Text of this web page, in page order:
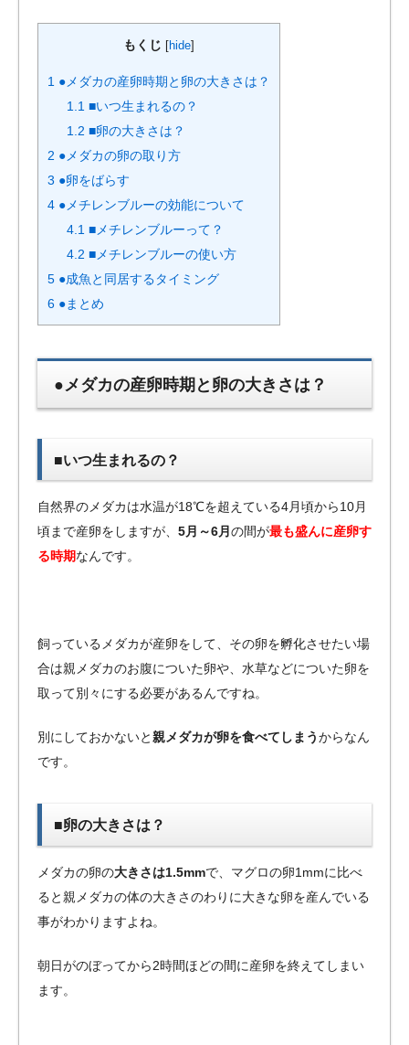
もくじ hide
1 ●メダカの産卵時期と卵の大きさは？
1.1 ■いつ生まれるの？
1.2 ■卵の大きさは？
2 ●メダカの卵の取り方
3 ●卵をばらす
4 ●メチレンブルーの効能について
4.1 ■メチレンブルーって？
4.2 ■メチレンブルーの使い方
5 ●成魚と同居するタイミング
6 ●まとめ
●メダカの産卵時期と卵の大きさは？
■いつ生まれるの？
自然界のメダカは水温が18℃を超えている4月頃から10月
頃まで産卵をしますが、 5月～6月 の間が最も盛んに産卵す
る時期なんです。
飼っているメダカが産卵をして、その卵を孵化させたい場
合は親メダカのお腹についた卵や、水草などについた卵を
取って別々にする必要があるんですね。
別にしておかないと親メダカが卵を食べてしまうからなん
です。
■卵の大きさは？
メダカの卵の大きさは1.5mmで、マグロの卵1mmに比べ
ると親メダカの体の大きさのわりに大きな卵を産んでいる
事がわかりますよね。
朝日がのぼってから2時間ほどの間に産卵を終えてしまい
ます。